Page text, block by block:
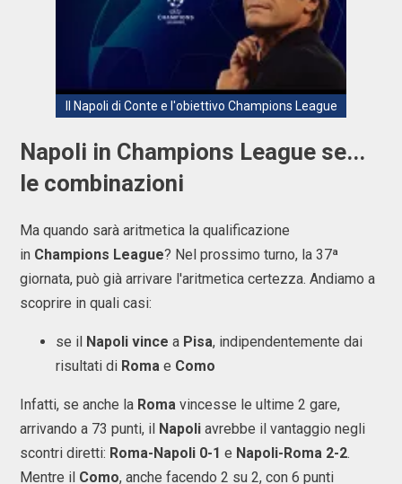
Il Napoli di Conte e l'obiettivo Champions League
Napoli in Champions League se...
le combinazioni
Ma quando sarà aritmetica la qualificazione
in Champions League? Nel prossimo turno, la 37ª
giornata, può già arrivare l'aritmetica certezza. Andiamo a
scoprire in quali casi:
se il Napoli vince a Pisa, indipendentemente dai
risultati di Roma e Como
Infatti, se anche la Roma vincesse le ultime 2 gare,
arrivando a 73 punti, il Napoli avrebbe il vantaggio negli
scontri diretti: Roma-Napoli 0-1 e Napoli-Roma 2-2.
Mentre il Como, anche facendo 2 su 2, con 6 punti